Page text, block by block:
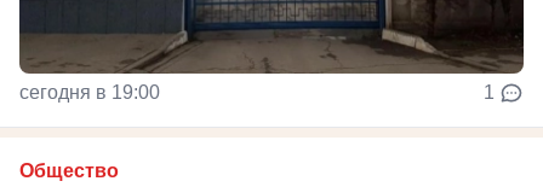
сегодня в 19:00 1
Общество